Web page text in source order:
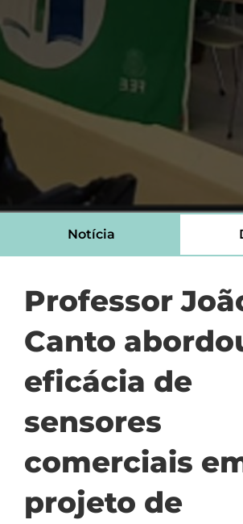
Notícia
Professor
Canto
eficácia de
sensores
comerciais
projeto de